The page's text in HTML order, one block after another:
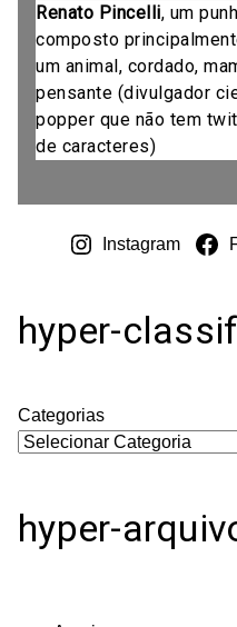
Renato Pincelli, um
composto
um animal, cordado,
pensante (divulgador
popper que não tem
de caracteres)
Instagram
hyper-
Categorias
hyper-